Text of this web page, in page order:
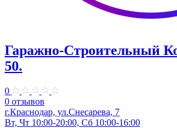
Гаражно-Строительный
50.
0
0 отзывов
г.Краснодар, ул.Снесарева, 7
Вт, Чт 10:00-20:00, Сб 10:00-16:00